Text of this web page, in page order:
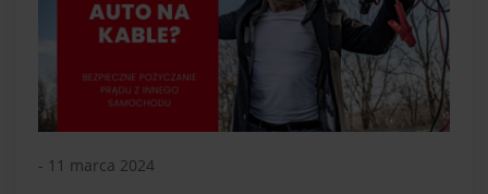
- 11 marca 2024